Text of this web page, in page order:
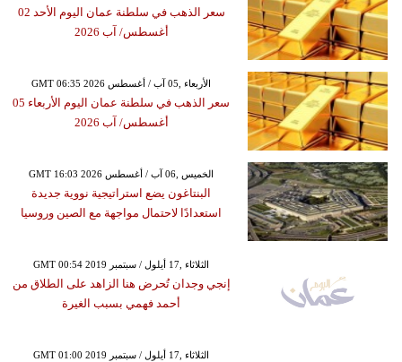
سعر الذهب في سلطنة عمان اليوم الأحد 02
أغسطس/ آب 2026
GMT 06:35 2026 الأربعاء ,05 آب / أغسطس
سعر الذهب في سلطنة عمان اليوم الأربعاء 05
أغسطس/ آب 2026
GMT 16:03 2026 الخميس ,06 آب / أغسطس
البنتاغون يضع استراتيجية نووية جديدة
استعدادًا لاحتمال مواجهة مع الصين وروسيا
GMT 00:54 2019 الثلاثاء ,17 أيلول / سبتمبر
إنجي وجدان تُحرض هنا الزاهد على الطلاق من
أحمد فهمي بسبب الغيرة
GMT 01:00 2019 الثلاثاء ,17 أيلول / سبتمبر